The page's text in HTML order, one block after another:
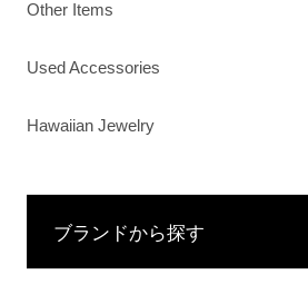
Other Items
Used Accessories
Hawaiian Jewelry
ブランドから探す